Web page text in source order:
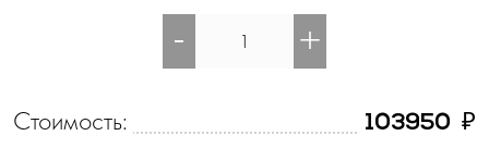
- +
Стоимость: 103950 ₽